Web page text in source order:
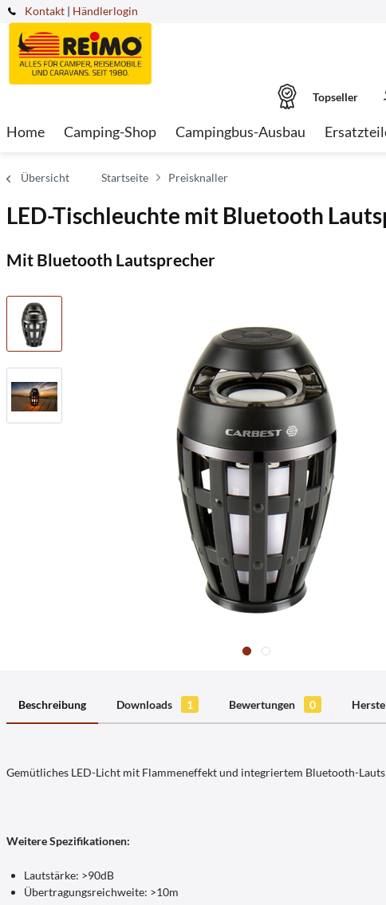
Kontakt | Händlerlogin
Topseller
Home Camping-Shop Campingbus-Ausbau
Übersicht Startseite Preisknaller
LED-Tischleuchte mit Bluetooth
Mit Bluetooth Lautsprecher
Beschreibung Downloads 1 Bewertungen 0
Gemütliches LED-Licht mit Flammeneffekt und integriertem Bluetooth-
Weitere Spezifikationen:
Lautstärke: >90dB
Übertragungsreichweite: >10m